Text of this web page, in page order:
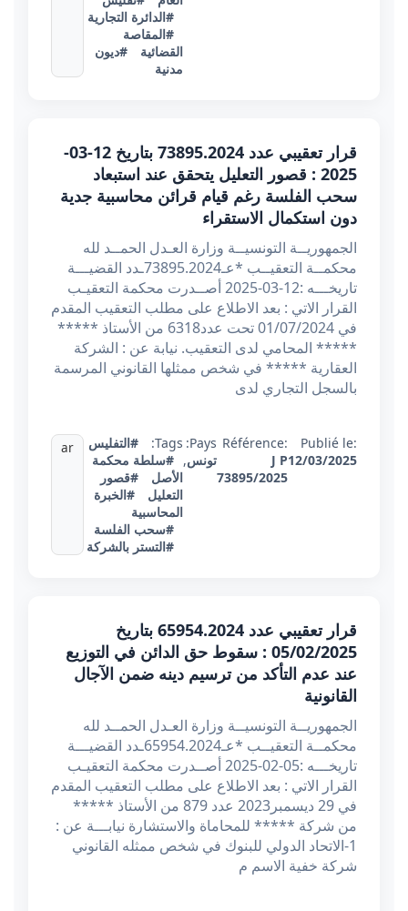
#الدائرة التجارية
#المقاصة
القضائية
#ديون
مدنية
قرار تعقيبي عدد 73895.2024 بتاريخ 12-03-
2025 : قصور التعليل يتحقق عند استبعاد
سحب الفلسة رغم قيام قرائن محاسبية جدية
دون استكمال الاستقراء
الجمهوريــة التونسيــة وزارة العـدل الحمــد لله
محكمــة التعقيــب *عـ73895.2024ـدد القضيـــة
تاريخـــه :12-03-2025 أصــدرت محكمة التعقيـب
القرار الاتي : بعد الاطلاع على مطلب التعقيب المقدم
في 01/07/2024 تحت عدد6318 من الأستاذ *****
***** المحامي لدى التعقيب. نيابة عن : الشركة
العقارية ***** في شخص ممثلها القانوني المرسمة
بالسجل التجاري لدى
Publié le:
12/03/2025
Référence:
J P
73895/2025
Pays:
تونس,
Tags:
#التفليس
#سلطة محكمة
الأصل
#قصور
التعليل
#الخبرة
المحاسبية
#سحب الفلسة
#التستر بالشركة
ar
قرار تعقيبي عدد 65954.2024 بتاريخ
05/02/2025 : سقوط حق الدائن في التوزيع
عند عدم التأكد من ترسيم دينه ضمن الآجال
القانونية
الجمهوريــة التونسيــة وزارة العـدل الحمــد لله
محكمــة التعقيــب *عـ65954.2024ـدد القضيـــة
تاريخـــه :05-02-2025 أصــدرت محكمة التعقيـب
القرار الاتي : بعد الاطلاع على مطلب التعقيب المقدم
في 29 ديسمبر2023 عدد 879 من الأستاذ *****
من شركة ***** للمحاماة والاستشارة نيابـــة عن :
1-الاتحاد الدولي للبنوك في شخص ممثله القانوني
شركة خفية الاسم م